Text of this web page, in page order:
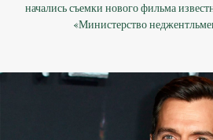
начались съемки нового фильма
«Министерство